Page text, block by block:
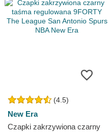
(4.5)
New Era
Czapki zakrzywiona czarny